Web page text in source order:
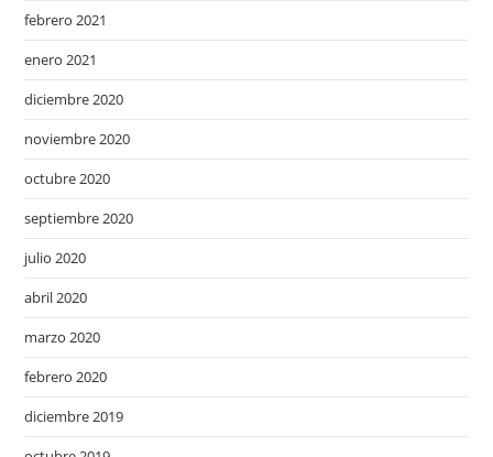
febrero 2021
enero 2021
diciembre 2020
noviembre 2020
octubre 2020
septiembre 2020
julio 2020
abril 2020
marzo 2020
febrero 2020
diciembre 2019